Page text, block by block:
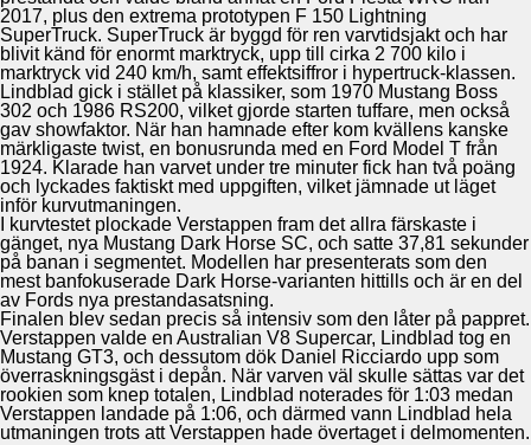
2017, plus den extrema prototypen F 150 Lightning
SuperTruck. SuperTruck är byggd för ren varvtidsjakt och har
blivit känd för enormt marktryck, upp till cirka 2 700 kilo i
marktryck vid 240 km/h, samt effektsiffror i hypertruck-klassen.
Lindblad gick i stället på klassiker, som 1970 Mustang Boss
302 och 1986 RS200, vilket gjorde starten tuffare, men också
gav showfaktor. När han hamnade efter kom kvällens kanske
märkligaste twist, en bonusrunda med en Ford Model T från
1924. Klarade han varvet under tre minuter fick han två poäng
och lyckades faktiskt med uppgiften, vilket jämnade ut läget
inför kurvutmaningen.
I kurvtestet plockade Verstappen fram det allra färskaste i
gänget, nya Mustang Dark Horse SC, och satte 37,81 sekunder
på banan i segmentet. Modellen har presenterats som den
mest banfokuserade Dark Horse-varianten hittills och är en del
av Fords nya prestandasatsning.
Finalen blev sedan precis så intensiv som den låter på pappret.
Verstappen valde en Australian V8 Supercar, Lindblad tog en
Mustang GT3, och dessutom dök Daniel Ricciardo upp som
överraskningsgäst i depån. När varven väl skulle sättas var det
rookien som knep totalen, Lindblad noterades för 1:03 medan
Verstappen landade på 1:06, och därmed vann Lindblad hela
utmaningen trots att Verstappen hade övertaget i delmomenten.